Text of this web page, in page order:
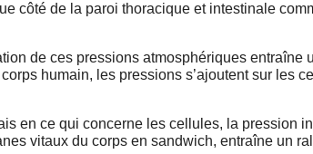
côté de la paroi thoracique et intestinale
de ces pressions atmosphériques entraîne
humain, les pressions s’ajoutent sur les
en ce qui concerne les cellules, la pression
vitaux du corps en sandwich, entraîne un